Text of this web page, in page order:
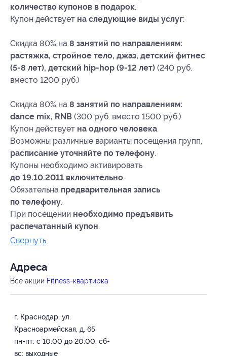
количество купонов в подарок.
Купон действует на следующие виды услуг:
Скидка 80% на 8 занятий по направлениям:
растяжка, стройное тело, джаз, детский фитнес
(5-8 лет), детский hip-hop (9-12 лет) (240 руб.
вместо 1200 руб.)
Скидка 80% на 8 занятий по направлениям:
dance mix, RNB (300 руб. вместо 1500 руб.)
Купон действует на одного человека.
Возможны различные варианты посещения групп,
расписание уточняйте по телефону.
Купоны необходимо активировать
до 19.10.2011 включительно.
Обязательна предварительная запись
по телефону.
При посещении необходимо предъявить
распечатанный купон.
Свернуть
Адресa
Все акции Fitness-квартирка
г. Краснодар, ул.
Красноармейская, д. 65
пн-пт: с 10:00 до 20:00, сб-
вс: выходные